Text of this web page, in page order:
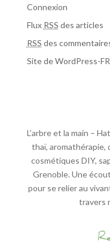
Connexion
Flux RSS des articles
RSS des
Site de WordPress-FR
L’arbre et la main –
thaï, aromathérapie,
cosmétiques DIY,
Grenoble. Une
pour se relier au
travers